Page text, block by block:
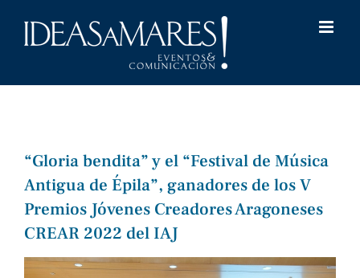
“Gloria bendita” y el “Festival de Música
Antigua de Épila”, ganadores de los V
Premios Jóvenes Creadores Aragoneses
CREAR 2022 del IAJ
Ver